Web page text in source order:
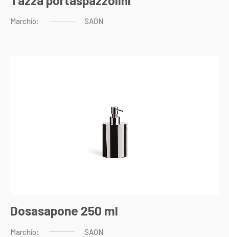
Marchio: SAON
Dosasapone 250 ml
Marchio: SAON